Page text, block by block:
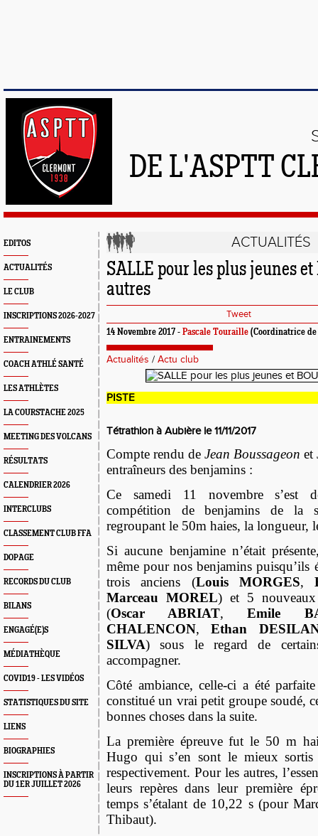
DE L'ASPTT
EDITOS
ACTUALITÉS
LE CLUB
INSCRIPTIONS 2026-2027
ENTRAINEMENTS
COACH ATHLÉ SANTÉ
LES ATHLÈTES
LA COURSTACHE 2025
MEETING DES VOLCANS
RÉSULTATS
CALENDRIER 2026
INTERCLUBS
CLASSEMENT CLUB FFA
DOPAGE
RECORDS DU CLUB
BILANS
ENGAGÉ(E)S
MÉDIATHÈQUE
COVID19 - LES VIDÉOS
STATISTIQUES DU SITE
LIENS
BIOGRAPHIES
INSCRIPTIONS À PARTIR
DU 1ER JUILLET 2026
ACTUALITÉS
SALLE pour les plus jeunes
autres
Tweet
14 Novembre 2017 - Pascale Touraille (Coordinatrice
Actualités / Actu club
PISTE
Tétrathlon à Aubière le 11/11/2017
Compte rendu de Jean Boussageon et
entraîneurs des benjamins :
Ce samedi 11 novembre s’est
compétition de benjamins de la
regroupant le 50m haies, la longueur,
Si aucune benjamine n’était
même pour nos benjamins puisqu’ils
trois anciens (Louis MORGES,
Marceau MOREL) et 5 nouveaux
(Oscar ABRIAT,Emile
CHALENCON,Ethan
SILVA) sous le regard de
accompagner.
Côté ambiance, celle-ci a été
constitué un vrai petit groupe soudé,
bonnes choses dans la suite.
La première épreuve fut le 50 m
Hugo qui s’en sont le mieux
respectivement. Pour les autres,
leurs repèresdans leur première
temps s’étalant de 10,22 s (pour
Thibaut).